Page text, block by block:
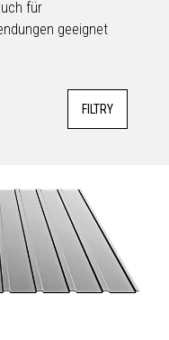
für
geeignet
FILTRY